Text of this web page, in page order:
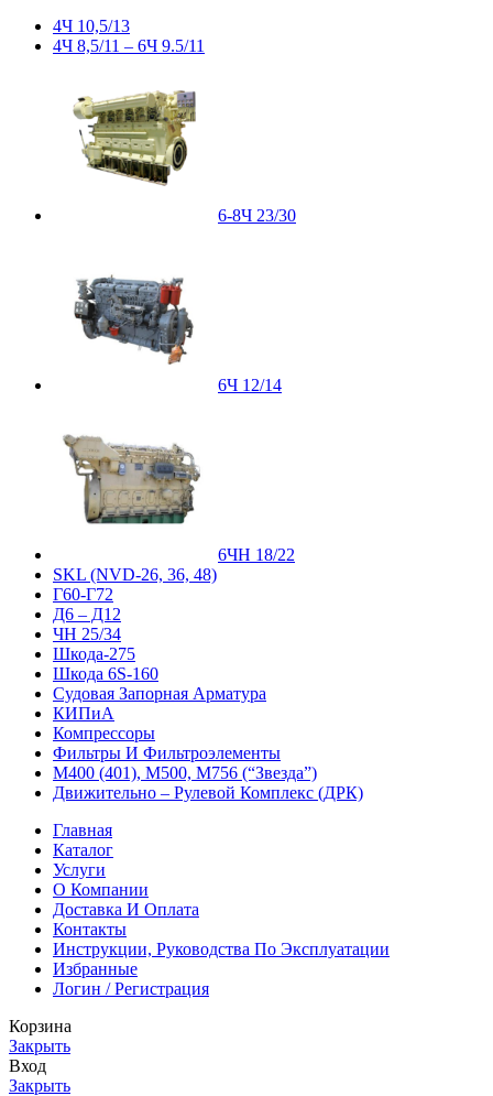
4Ч 10,5/13
4Ч 8,5/11 – 6Ч 9.5/11
6-8Ч 23/30
6Ч 12/14
6ЧН 18/22
SKL (NVD-26, 36, 48)
Г60-Г72
Д6 – Д12
ЧН 25/34
Шкода-275
Шкода 6S-160
Судовая Запорная Арматура
КИПиА
Компрессоры
Фильтры И Фильтроэлементы
М400 (401), М500, М756 (“Звезда”)
Движительно – Рулевой Комплекс (ДРК)
Главная
Каталог
Услуги
О Компании
Доставка И Оплата
Контакты
Инструкции, Руководства По Эксплуатации
Избранные
Логин / Регистрация
Корзина
Закрыть
Вход
Закрыть